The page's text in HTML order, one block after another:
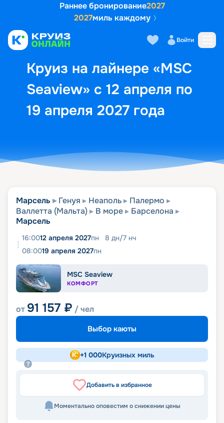
Раннее бронирование2027
2027миль каждому
Войти
Круиз на лайнере «MSC
Seaview» с 12 апреля по
19 апреля 2027 года
Выбор кают Маршрут и
Марсель Генуя Неаполь
Палермо
Валлетта (Мальта)
В море
Барселона
Марсель
16:0012 апреля 2027пн 8 дн/7 нч
08:0019 апреля 2027пн
MSC Seaview
КОМФОРТ
от 91 157 ₽ / чел
Выбор каюты
+1 000Круизных миль
Добавить в избранное
Моментально оповестим о снижении цены